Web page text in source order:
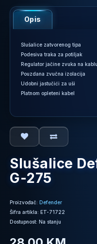
Opis
Slušalice zatvorenog tipa
Podesiva traka za potiljak
Regulator jačine zvuka na kablu
Pouzdana zvučna izolacija
Udobni jastučići za uši
Platnom opleteni kabel
Slušalice
G-275
Proizvođač: Defender
Šifra artikla: ET-71722
Dostupnost: Na stanju